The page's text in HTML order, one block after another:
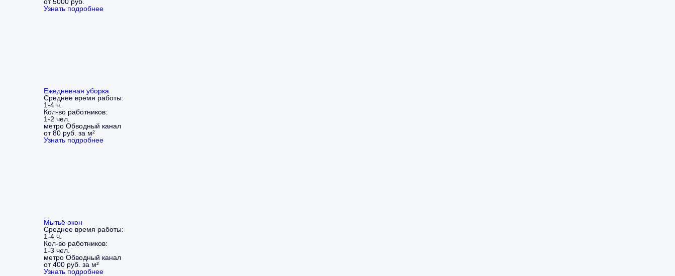
Узнать подробнее
Ежедневная уборка
Среднее время работы:
1-4 ч.
Кол-во работников:
1-2 чел.
метро Обводный канал
от 80 руб. за м²
Узнать подробнее
Мытьё окон
Среднее время работы:
1-4 ч.
Кол-во работников:
1-3 чел.
метро Обводный канал
от 400 руб. за м²
Узнать подробнее